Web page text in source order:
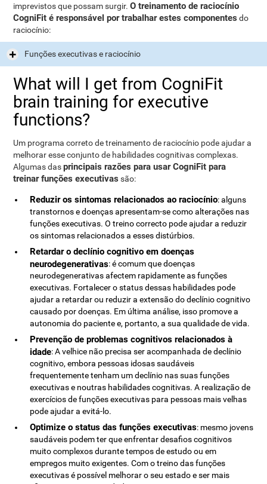
imprevistos que possam surgir.O treinamento de raciocínio
CogniFit é responsável por trabalhar estes componentes do
raciocínio:
Funções executivas e raciocínio
What will I get from CogniFit
brain training for executive
functions?
Um programa correto de treinamento de raciocínio pode ajudar a
melhorar esse conjunto de habilidades cognitivas complexas.
Algumas dasprincipais razões para usar CogniFit para
treinar funções executivas são:
Reduzir os sintomas relacionados ao raciocínio: alguns
transtornos e doenças apresentam-se como alterações nas
funções executivas. O treino correcto pode ajudar a reduzir
os sintomas relacionados a esses distúrbios.
Retardar o declínio cognitivo em doenças
neurodegenerativas: é comum que doenças
neurodegenerativas afectem rapidamente as funções
executivas. Fortalecer o status dessas habilidades pode
ajudar a retardar ou reduzir a extensão do declínio cognitivo
causado por doenças. Em última análise, isso promove a
autonomia do paciente e, portanto, a sua qualidade de vida.
Prevenção de problemas cognitivos relacionados à
idade: A velhice não precisa ser acompanhada de declínio
cognitivo, embora pessoas idosas saudáveis ​​
frequentemente tenham um declínio nas suas funções
executivas e noutras habilidades cognitivas. A realização de
exercícios de funções executivas para pessoas mais velhas
pode ajudar a evitá-lo.
Optimize o status das funções executivas: mesmo jovens
saudáveis ​​podem ter que enfrentar desafios cognitivos
muito complexos durante tempos de estudo ou em
empregos muito exigentes. Com o treino das funções
executivas é possível melhorar o seu estado e ser mais